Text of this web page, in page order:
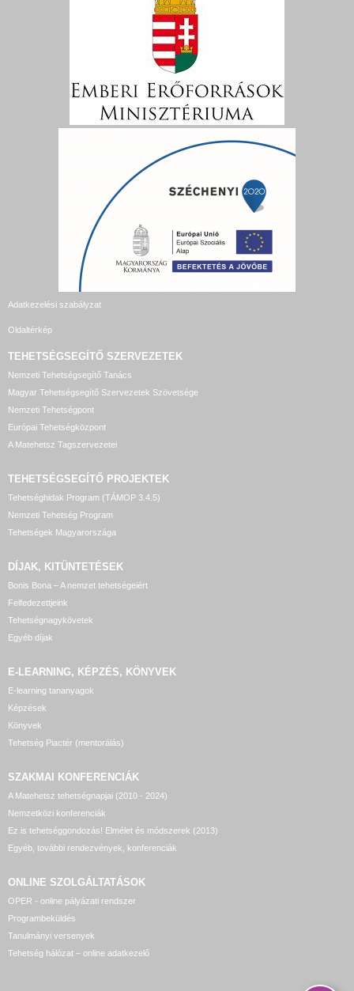
Adatkezelési szabályzat
Oldaltérkép
TEHETSÉGSEGÍTŐ SZERVEZETEK
Nemzeti Tehetségsegítő Tanács
Magyar Tehetségsegítő Szervezetek Szövetsége
Nemzeti Tehetségpont
Európai Tehetségközpont
A Matehetsz Tagszervezetei
TEHETSÉGSEGÍTŐ PROJEKTEK
Tehetséghidak Program (TÁMOP 3.4.5)
Nemzeti Tehetség Program
Tehetségek Magyarországa
DÍJAK, KITÜNTETÉSEK
Bonis Bona – A nemzet tehetségeiért
Felfedezettjeink
Tehetségnagykövetek
Egyéb díjak
E-LEARNING, KÉPZÉS, KÖNYVEK
E-learning tananyagok
Képzések
Könyvek
Tehetség Piactér (mentorálás)
SZAKMAI KONFERENCIÁK
A Matehetsz tehetségnapjai (2010 - 2024)
Nemzetközi konferenciák
Ez is tehetséggondozás! Elmélet és módszerek (2013)
Egyéb, további rendezvények, konferenciák
ONLINE SZOLGÁLTATÁSOK
OPER - online pályázati rendszer
Programbeküldés
Tanulmányi versenyek
Tehetség hálózat – online adatkezelő